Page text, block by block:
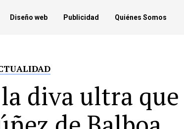
Diseño web Publicidad Quiénes Somos
diva ultra que